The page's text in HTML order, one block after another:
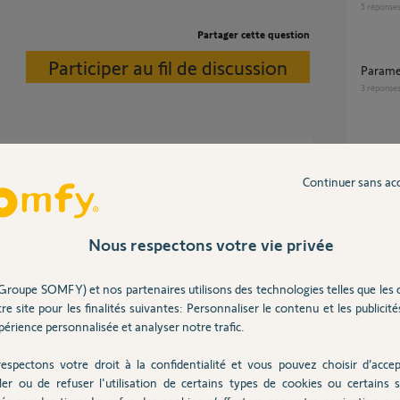
Partager cette question
Participer au fil de discussion
commande.
electriquement ?
ans
5 réponses
3 réponses
69
1réponse
Appairage Tahoma switch avec Volet roulant
IO
17
Nous respectons votre vie privée
SOMFY) et nos partenaires utilisons des technologies telles que les
site pour les finalités suivantes: Personnaliser le contenu et les
personnalisée et analyser notre trafic.
votre droit à la confidentialité et vous pouvez choisir
ou de refuser l'utilisation de certains types de cookies ou certains
Continuer sans